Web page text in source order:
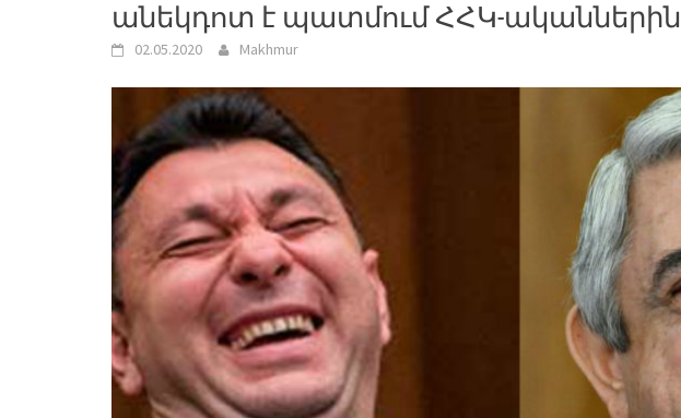
անեկդոտ է պատմում ՀՀԿ-ականներին
02.05.2020 Makhmur